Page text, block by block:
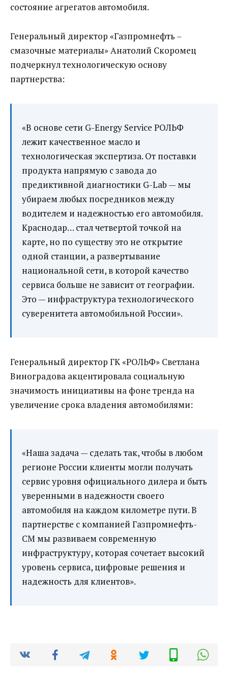
состояние агрегатов автомобиля.
Генеральный директор «Газпромнефть –
смазочные материалы» Анатолий Скоромец
подчеркнул технологическую основу
партнерства:
«В основе сети G-Energy Service РОЛЬФ
лежит качественное масло и
технологическая экспертиза. От поставки
продукта напрямую с завода до
предиктивной диагностики G-Lab — мы
убираем любых посредников между
водителем и надежностью его автомобиля.
Краснодар… стал четвертой точкой на
карте, но по существу это не открытие
одной станции, а развертывание
национальной сети, в которой качество
сервиса больше не зависит от географии.
Это — инфраструктура технологического
суверенитета автомобильной России».
Генеральный директор ГК «РОЛЬФ» Светлана
Виноградова акцентировала социальную
значимость инициативы на фоне тренда на
увеличение срока владения автомобилями:
«Наша задача — сделать так, чтобы в любом
регионе России клиенты могли получать
сервис уровня официального дилера и быть
уверенными в надежности своего
автомобиля на каждом километре пути. В
партнерстве с компанией Газпромнефть-
СМ мы развиваем современную
инфраструктуру, которая сочетает высокий
уровень сервиса, цифровые решения и
надежность для клиентов».